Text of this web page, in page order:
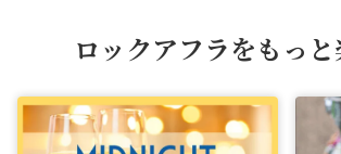
ロックアフラをもっ